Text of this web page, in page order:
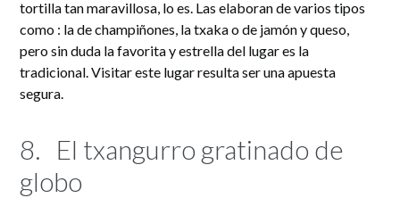
tortilla tan maravillosa, lo es. Las elaboran de varios tipos
como : la de champiñones, la txaka o de jamón y queso,
pero sin duda la favorita y estrella del lugar es la
tradicional. Visitar este lugar resulta ser una apuesta
segura.
8. El txangurro gratinado de
globo